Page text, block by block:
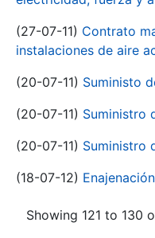
(27-07-11) Contrato
instalaciones de aire
(20-07-11) Suministo
(20-07-11) Suministro
(20-07-11) Suministro
(18-07-12)
Showing 121 to 130